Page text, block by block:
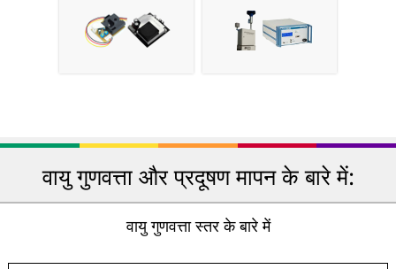
वायु गुणवत्ता और प्रदूषण मापन के बारे में:
वायु गुणवत्ता स्तर के बारे में